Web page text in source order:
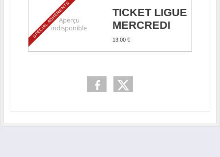
TICKET LIGUE
MERCREDI
13.00 €
SPÉCIAL ADHÉRENTS